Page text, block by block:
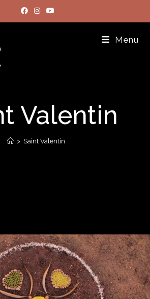
Menu
Valentin
> Saint Valentin